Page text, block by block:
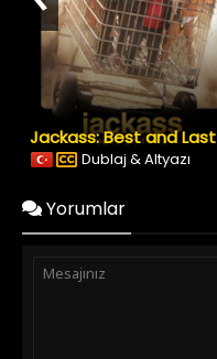
Jackass: Best and Last
Dublaj & Altyazı
Yorumlar